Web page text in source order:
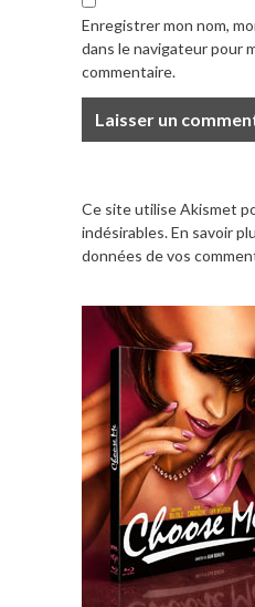
Enregistrer mon nom,
dans le navigateur pour
commentaire.
Ce site utilise Akismet
indésirables.En savoir
données de vos